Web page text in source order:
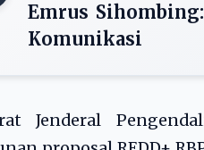
Emrus
Komunikasi
Jenderal